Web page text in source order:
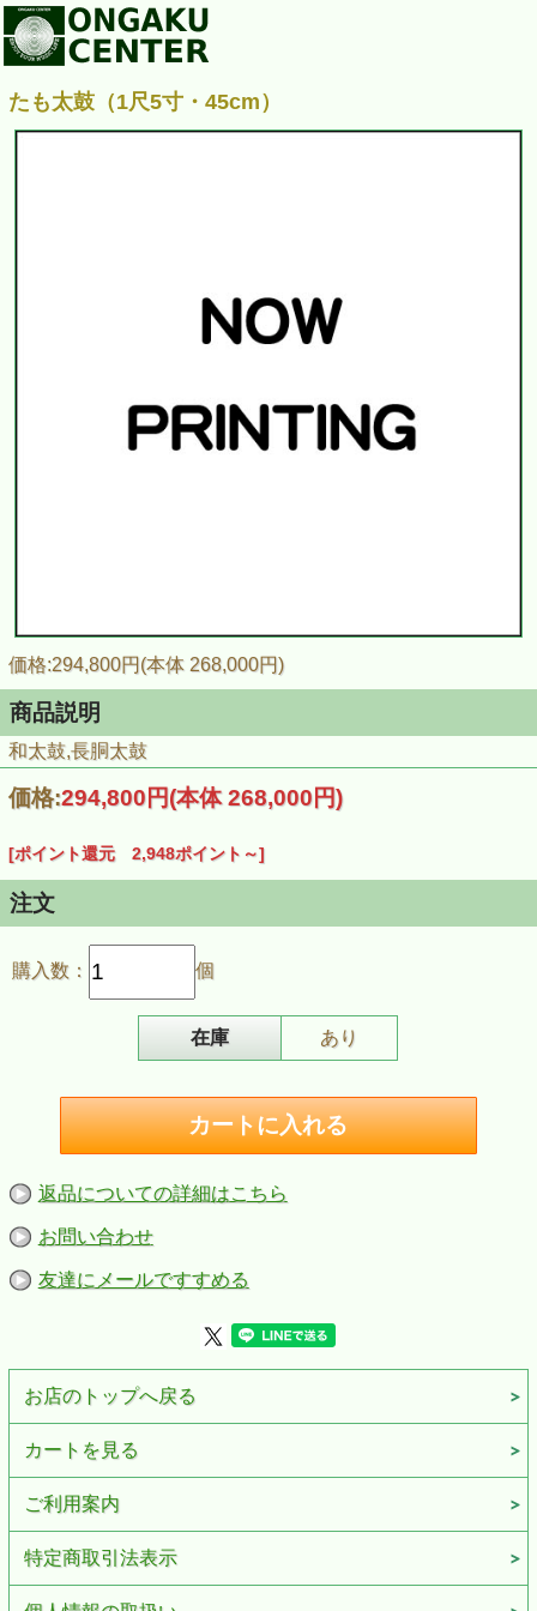
たも太鼓（1尺5寸・45cm）
価格:294,800円(本体 268,000円)
商品説明
和太鼓,長胴太鼓
価格:294,800円(本体 268,000円)
[ポイント還元 2,948ポイント～]
注文
購入数： 個
在庫 あり
返品についての詳細はこちら
お問い合わせ
友達にメールですすめる
お店のトップへ戻る
カートを見る
ご利用案内
特定商取引法表示